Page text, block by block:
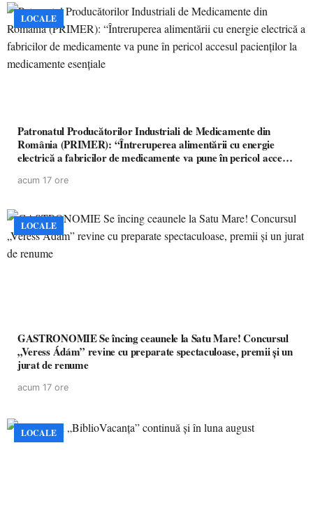
LOCALE
Patronatul Producătorilor Industriali de Medicamente din
România (PRIMER): “Întreruperea alimentării cu energie
electrică a fabricilor de medicamente va pune în pericol accesul
acum 17 ore
LOCALE
GASTRONOMIE Se încing ceaunele la Satu Mare! Concursul
„Veress Ádám” revine cu preparate spectaculoase, premii și un
jurat de renume
acum 17 ore
LOCALE